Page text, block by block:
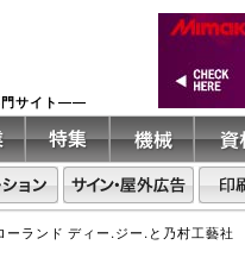
門サイト――
ーランド ディー.ジー.と乃村工藝